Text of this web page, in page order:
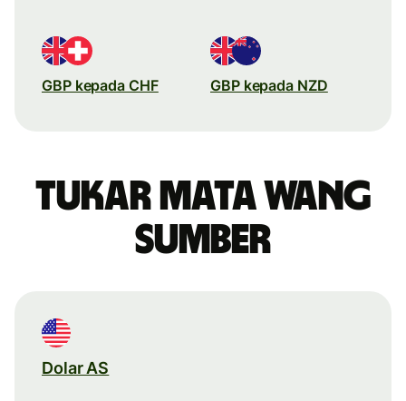
GBP kepada CHF GBP kepada NZD
Tukar mata wang
sumber
Dolar AS